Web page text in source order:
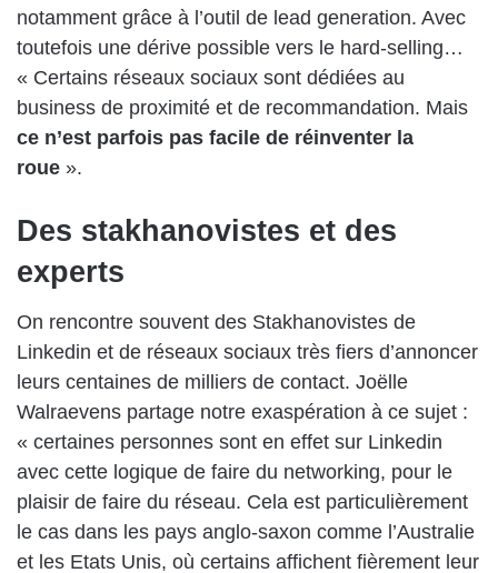
notamment grâce à l’outil de lead generation. Avec
toutefois une dérive possible vers le hard-selling…
« Certains réseaux sociaux sont dédiées au
business de proximité et de recommandation. Mais
ce n’est parfois pas facile de réinventer la
roue ».
Des stakhanovistes et des
experts
On rencontre souvent des Stakhanovistes de
Linkedin et de réseaux sociaux très fiers d’annoncer
leurs centaines de milliers de contact. Joëlle
Walraevens partage notre exaspération à ce sujet :
« certaines personnes sont en effet sur Linkedin
avec cette logique de faire du networking, pour le
plaisir de faire du réseau. Cela est particulièrement
le cas dans les pays anglo-saxon comme l’Australie
et les Etats Unis, où certains affichent fièrement leur